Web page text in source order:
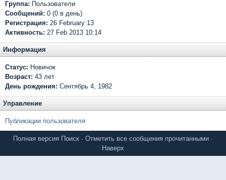
Группа: Пользователи
Сообщений: 0 (0 в день)
Регистрация: 26 February 13
Активность: 27 Feb 2013 10:14
Информация
Статус: Новичок
Возраст: 43 лет
День рождения: Сентябрь 4, 1982
Управление
Публикации пользователя
Полная версия Поиск · Отметить все сообщения прочитанными ·
Наверх